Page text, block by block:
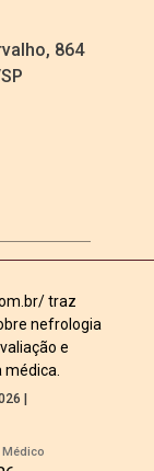
864
traz
nefrologia
e
médica.
|
Médico